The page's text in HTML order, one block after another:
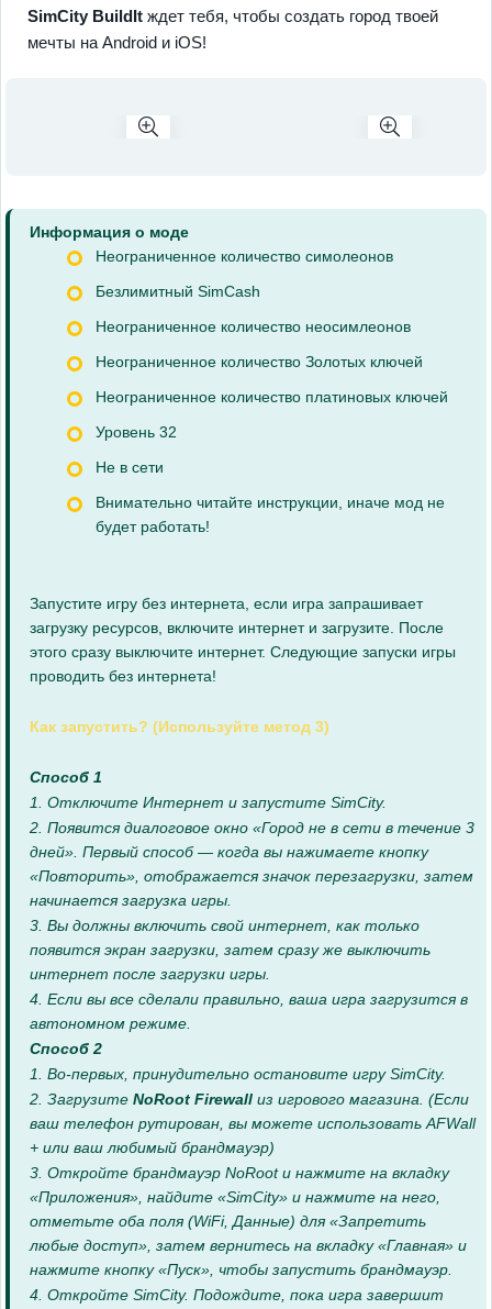
SimCity BuildIt ждет тебя, чтобы создать город твоей
мечты на Android и iOS!
Информация о моде
Неограниченное количество симолеонов
Безлимитный SimCash
Неограниченное количество неосимлеонов
Неограниченное количество Золотых ключей
Неограниченное количество платиновых ключей
Уровень 32
Не в сети
Внимательно читайте инструкции, иначе мод не
будет работать!
Запустите игру без интернета, если игра запрашивает
загрузку ресурсов, включите интернет и загрузите. После
этого сразу выключите интернет. Следующие запуски игры
проводить без интернета!
Как запустить? (Используйте метод 3)
Способ 1
1. Отключите Интернет и запустите SimCity.
2. Появится диалоговое окно «Город не в сети в течение 3
дней». Первый способ — когда вы нажимаете кнопку
«Повторить», отображается значок перезагрузки, затем
начинается загрузка игры.
3. Вы должны включить свой интернет, как только
появится экран загрузки, затем сразу же выключить
интернет после загрузки игры.
4. Если вы все сделали правильно, ваша игра загрузится в
автономном режиме.
Способ 2
1. Во-первых, принудительно остановите игру SimCity.
2. Загрузите NoRoot Firewall из игрового магазина. (Если
ваш телефон рутирован, вы можете использовать AFWall
+ или ваш любимый брандмауэр)
3. Откройте брандмауэр NoRoot и нажмите на вкладку
«Приложения», найдите «SimCity» и нажмите на него,
отметьте оба поля (WiFi, Данные) для «Запретить
любые доступ», затем вернитесь на вкладку «Главная» и
нажмите кнопку «Пуск», чтобы запустить брандмауэр.
4. Откройте SimCity. Подождите, пока игра завершит